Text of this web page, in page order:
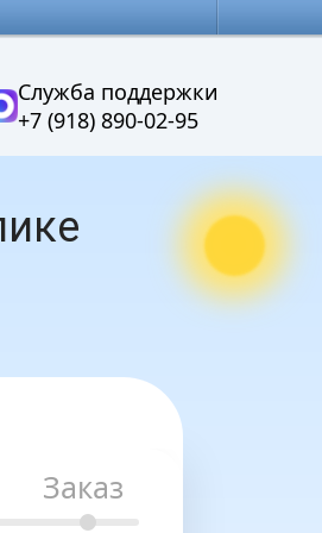
Служба поддержки
+7 (918) 890-02-95
Заказ